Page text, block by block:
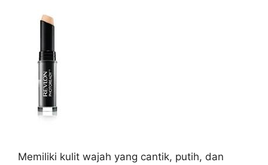
Memiliki kulit wajah yang cantik, putih, dan